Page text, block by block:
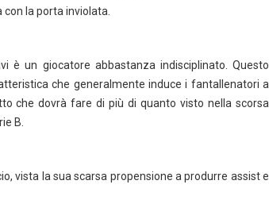
la porta inviolata.
è un giocatore abbastanza indisciplinato. Questo
che generalmente induce i fantallenatori a
che dovrà fare di più di quanto visto nella scorsa
B.
vista la sua scarsa propensione a produrre assist e